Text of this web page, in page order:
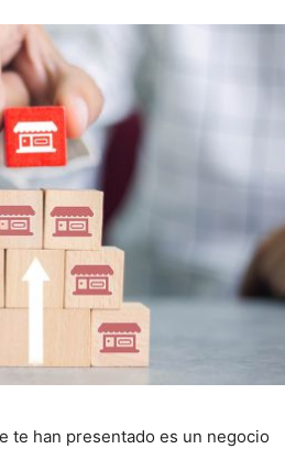
te han presentado es un negocio